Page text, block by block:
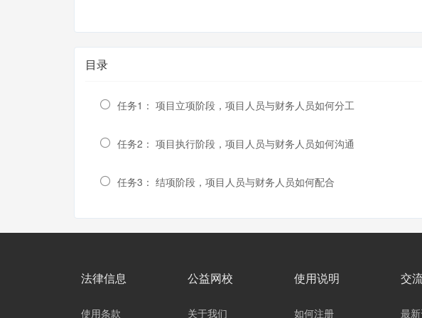
目录
任务1： 项目立项阶段，项目人员与财务人员如何分工
任务2： 项目执行阶段，项目人员与财务人员如何沟通
任务3： 结项阶段，项目人员与财务人员如何配合
法律信息
使用条款
公益网校
关于我们
使用说明
如何注册
交
最